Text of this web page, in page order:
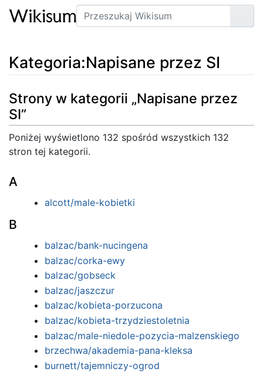
Szukaj
Kategoria:Napisane przez SI
Strony w kategorii „Napisane przez
SI”
Poniżej wyświetlono 132 spośród wszystkich 132
stron tej kategorii.
A
alcott/male-kobietki
B
balzac/bank-nucingena
balzac/corka-ewy
balzac/gobseck
balzac/jaszczur
balzac/kobieta-porzucona
balzac/kobieta-trzydziestoletnia
balzac/male-niedole-pozycia-malzenskiego
brzechwa/akademia-pana-kleksa
burnett/tajemniczy-ogrod